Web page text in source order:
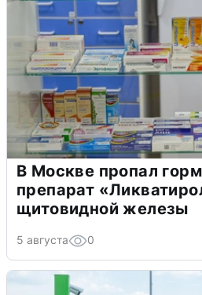
В Москве пропал
препарат
щитовидной железы
5 августа 0